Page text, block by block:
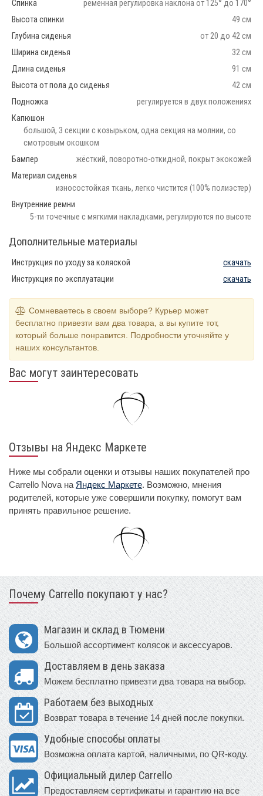
Спинка
ременная регулировка наклона от 125° до 170°
Высота спинки
49 см
Глубина сиденья
от 20 до 42 см
Ширина сиденья
32 см
Длина сиденья
91 см
Высота от пола до сиденья
42 см
Подножка
регулируется в двух положениях
Капюшон
большой, 3 секции с козырьком, одна секция на молнии, со
смотровым окошком
Бампер
жёсткий, поворотно-откидной, покрыт экокожей
Материал сиденья
износостойкая ткань, легко чистится (100% полиэстер)
Внутренние ремни
5-ти точечные с мягкими накладками, регулируются по высоте
Дополнительные материалы
Инструкция по уходу за коляской
скачать
Инструкция по эксплуатации
скачать
Сомневаетесь в своем выборе? Курьер может
бесплатно привезти вам два товара, а вы купите тот,
который больше понравится. Подробности уточняйте у
наших консультантов.
Вас могут заинтересовать
Отзывы на Яндекс Маркете
Ниже мы собрали оценки и отзывы наших покупателей про
Carrello Nova на Яндекс Маркете. Возможно, мнения
родителей, которые уже совершили покупку, помогут вам
принять правильное решение.
Почему Carrello покупают у нас?
Магазин и склад в Тюмени
Большой ассортимент колясок и аксессуаров.
Доставляем в день заказа
Можем бесплатно привезти два товара на выбор.
Работаем без выходных
Возврат товара в течение 14 дней после покупки.
Удобные способы оплаты
Возможна оплата картой, наличными, по QR-коду.
Официальный дилер Carrello
Предоставляем сертификаты и гарантию на все